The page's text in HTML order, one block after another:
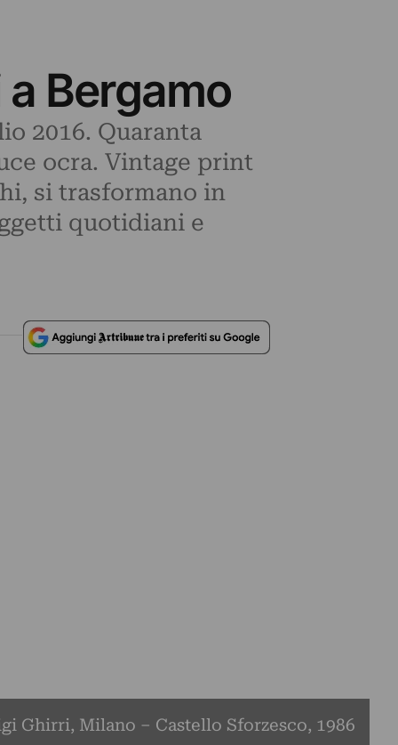
Bergamo
2016. Quaranta
ocra. Vintage print
si trasformano in
quotidiani e
Ghirri, Milano – Castello Sforzesco, 1986